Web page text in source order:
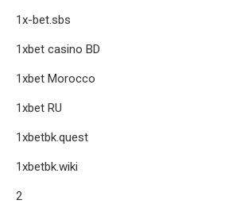
1x-bet.sbs
1xbet casino BD
1xbet Morocco
1xbet RU
1xbetbk.quest
1xbetbk.wiki
2